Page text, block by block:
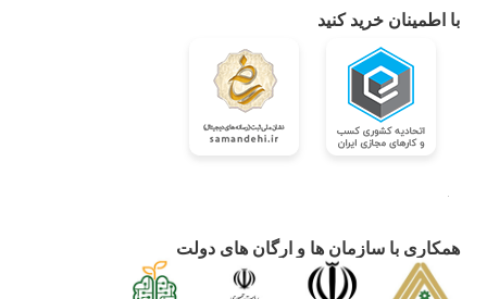
با اطمینان خرید کنید
همکاری با سازمان ها و ارگان های دولت